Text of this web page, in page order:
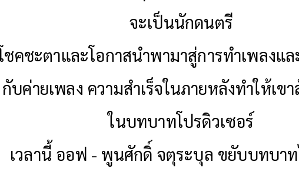
จะเป็นนักดนตรี
ชคชะตาและโอกาสนำพามาสู่การทำเพลงแล
กับค่ายเพลง ความสำเร็จในภายหลังทำให้เข
ในบทบาทโปรดิวเซอร์
เวลานี้ ออฟ - พูนศักดิ์ จตุระบุล ขยับบทบา